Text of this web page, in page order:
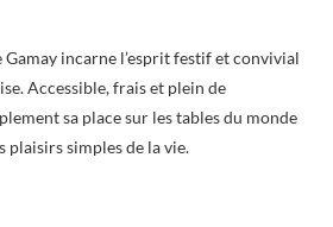
Gamay incarne l’esprit festif et convivial
Accessible, frais et plein de
sa place sur les tables du monde
simples de la vie.